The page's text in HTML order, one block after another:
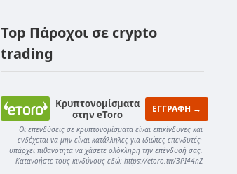
Top Πάροχοι σε crypto
trading
Κρυπτονομίσματα
στην eToro
ΕΓΓΡΑΦΗ →
Οι επενδύσεις σε κρυπτονομίσματα είναι επικίνδυνες και
ενδέχεται να μην είναι κατάλληλες για ιδιώτες επενδυτές·
υπάρχει πιθανότητα να χάσετε ολόκληρη την επένδυσή σας.
Κατανοήστε τους κινδύνους εδώ: https://etoro.tw/3PI44nZ